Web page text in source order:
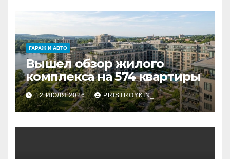
ГАРАЖ И АВТО
Вышел обзор жилого
комплекса на 574 квартиры
12 ИЮЛЯ 2026 PRISTROYKIN_